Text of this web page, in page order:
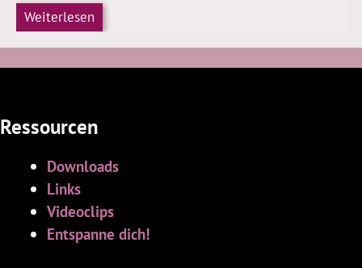
Weiterlesen
Ressourcen
Downloads
Links
Videoclips
Entspanne dich!